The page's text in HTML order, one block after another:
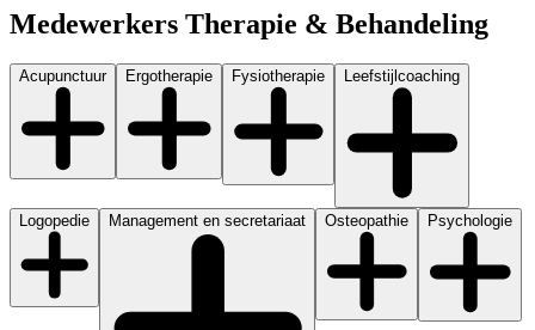
Medewerkers Therapie & Behandeling
Acupunctuur Ergotherapie Fysiotherapie Leefstijlcoaching
Logopedie Management en secretariaat Osteopathie Psychologie